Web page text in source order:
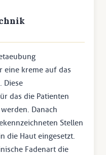
kreme auf das
Diese
das die Patienten
Danach
Stellen
die Haut eingesetzt.
Fadenart die